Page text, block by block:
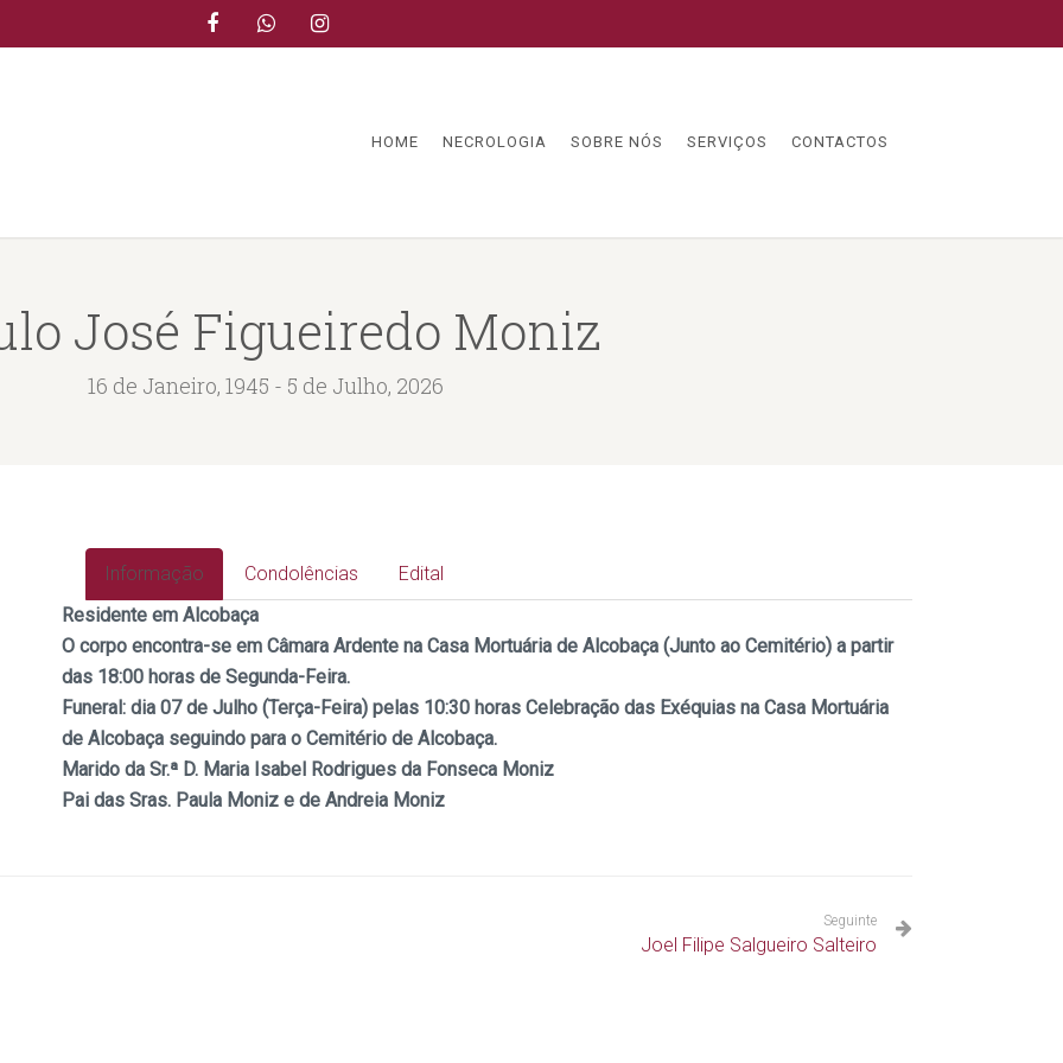
HOME NECROLOGIA SOBRE NÓS SERVIÇOS CONTACTOS
José Figueiredo Moniz
16 de Janeiro, 1945 - 5 de Julho, 2026
Informação Condolências
Edital
Residente em Alcobaça
O corpo encontra-se em Câmara Ardente na Casa Mortuária de Alcobaça (Junto ao Cemitério) a partir
das 18:00 horas de Segunda-Feira.
Funeral: dia 07de Julho (Terça-Feira) pelas 10:30 horas Celebração das Exéquias na Casa Mortuária
de Alcobaça seguindo para o Cemitério de Alcobaça.
Marido da Sr.ª D. Maria Isabel Rodrigues da Fonseca Moniz
Pai das Sras. Paula Moniz e de Andreia Moniz
Seguinte
Joel Filipe Salgueiro Salteiro